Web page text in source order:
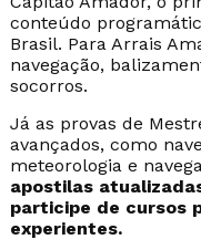
Escolher bem é o
responsabilidade e
DICAS PARA A
NÁUTICA:
A prova para obter a
atenção, estudo e
Capitão Amador, o
conteúdo
Brasil. Para Arrais